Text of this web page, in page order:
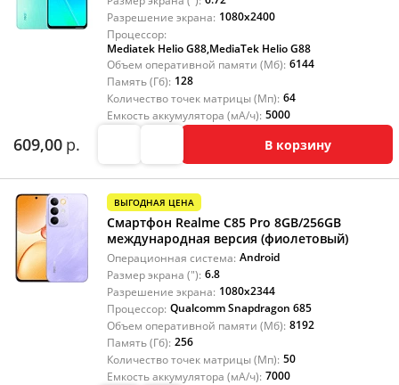
Разрешение экрана: 1080x2400
Процессор:
Mediatek Helio G88,MediaTek Helio G88
Объем оперативной памяти (Мб): 6144
Память (Гб): 128
Количество точек матрицы (Мп): 64
Емкость аккумулятора (мА/ч): 5000
609,00 р. В корзину
ВЫГОДНАЯ ЦЕНА
Смартфон Realme C85 Pro 8GB/256GB
международная версия (фиолетовый)
Операционная система: Android
Размер экрана ("): 6.8
Разрешение экрана: 1080x2344
Процессор: Qualcomm Snapdragon 685
Объем оперативной памяти (Мб): 8192
Память (Гб): 256
Количество точек матрицы (Мп): 50
Емкость аккумулятора (мА/ч): 7000